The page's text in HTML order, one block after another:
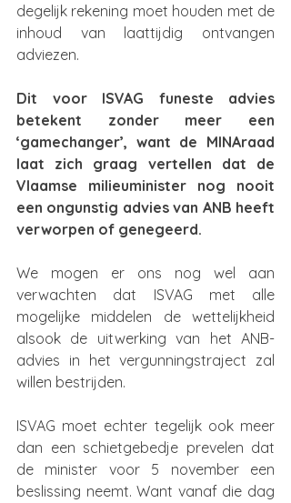
degelijk rekening moet houden met de
inhoud van laattijdig ontvangen
adviezen.
Dit voor ISVAG funeste advies
betekent zonder meer een
‘gamechanger’, want de MINAraad
laat zich graag vertellen dat de
Vlaamse milieuminister nog nooit
een ongunstig advies van ANB heeft
verworpen of genegeerd.
We mogen er ons nog wel aan
verwachten dat ISVAG met alle
mogelijke middelen de wettelijkheid
alsook de uitwerking van het ANB-
advies in het vergunningstraject zal
willen bestrijden.
ISVAG moet echter tegelijk ook meer
dan een schietgebedje prevelen dat
de minister voor 5 november een
beslissing neemt. Want vanaf die dag